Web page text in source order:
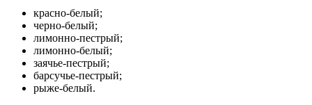
красно-белый;
черно-белый;
лимонно-пестрый;
лимонно-белый;
заячье-пестрый;
барсучье-пестрый;
рыже-белый.